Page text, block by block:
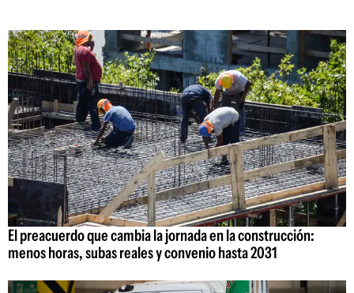
El preacuerdo que cambia la jornada en la construcción:
menos horas, subas reales y convenio hasta 2031